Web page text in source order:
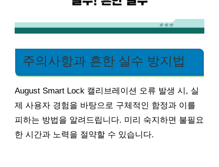
주의사항과 흔한 실수 방지법
August Smart Lock 캘리브레이션 오류 발생 시, 실
제 사용자 경험을 바탕으로 구체적인 함정과 이를
피하는 방법을 알려드립니다. 미리 숙지하면 불필요
한 시간과 노력을 절약할 수 있습니다.